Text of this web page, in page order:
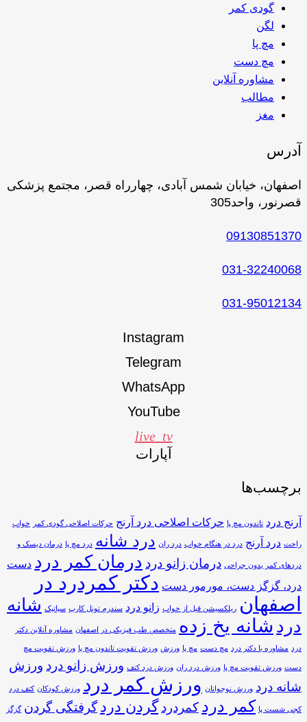
گودی کمر
لگن
مچ پا
مچ دست
مشاوره آنلاین
مطالب
مغز
آدرس
اصفهان، خیابان شمس آبادی، چهارراه قصر، مجتمع پزشکی
قصرنور، واحد305
09130851370
031-32240068
031-95012134
Instagram
Telegram
WhatsApp
YouTube
live_tv
آپارات
برچسب‌ها
آرنج درد تاندون مچ پا حرکات اصلاحی درد آرنج حرکات اصلاحی گودی کمر خواب
راحت درد آرنج درد در هنگام خواب درد ران درد شانه درد مچ پا درمان دیسک و
دردهای کمر بدون جراحی درمان زانو درد درمان کمر درد دست
درد، گزگز دست، مورمور دست دکتر کمردرد در
اصفهان ریلکسیشن قبل از خواب زانو درد سندرم تونل کارپ سیاتیک شانه
درد شانه یخ زده متخصص طب فیزیکی در اصفهان مشاوره آنلاین دکتر
درد مشاوره با دکتر درد مچ دست مچ پا ورزش ورزش تقویت تاندون مچ پا ورزش تقویت مچ
دست ورزش تقویت مچ پا ورزش درد ران ورزش درد کتف ورزش زانو درد ورزش
شانه درد ورزش نوجوانان ورزش کمر درد ورزش کودکان کتف درد
کجی شست پا کمر درد کمردرد گردن درد گرفتگی گردن گزگز